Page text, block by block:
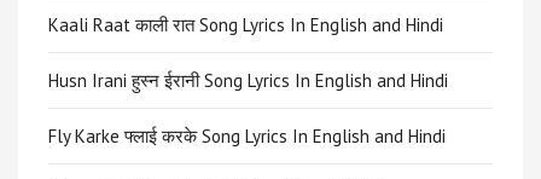
Kaali Raat काली रात Song Lyrics In English and Hindi
Husn Irani हुस्न ईरानी Song Lyrics In English and Hindi
Fly Karke फ्लाई करके Song Lyrics In English and Hindi